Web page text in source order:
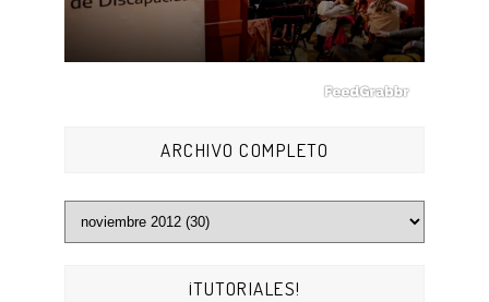
ARCHIVO COMPLETO
¡TUTORIALES!